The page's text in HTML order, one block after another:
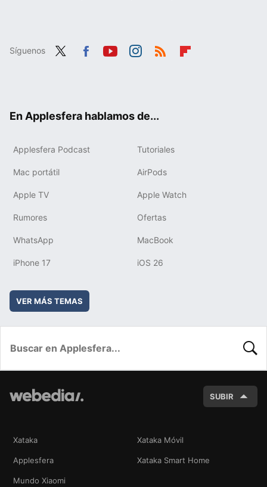
Síguenos
En Applesfera hablamos de...
Applesfera Podcast Tutoriales
Mac portátil AirPods
Apple TV Apple Watch
Rumores Ofertas
WhatsApp MacBook
iPhone 17 iOS 26
VER MÁS TEMAS
SUBIR
Xataka Xataka Móvil
Applesfera Xataka Smart Home
Mundo Xiaomi